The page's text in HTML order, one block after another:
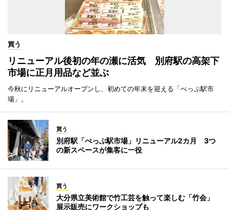
買う
リニューアル後初の年の瀬に活気 別府駅の高架下
市場に正月用品など並ぶ
今秋にリニューアルオープンし、初めての年末を迎える「べっぷ駅市
場」。
買う
別府駅「べっぷ駅市場」リニューアル2カ月 3つ
の新スペースが集客に一役
買う
大分県立美術館で竹工芸を触って楽しむ「竹会」
展示販売にワークショップも